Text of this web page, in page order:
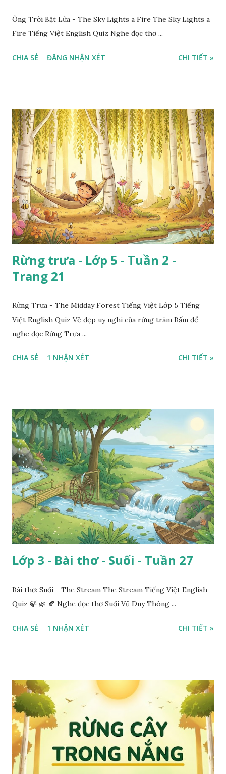
Ông Trời Bật Lửa - The Sky Lights a Fire The Sky Lights a
Fire Tiếng Việt English Quiz Nghe đọc thơ ...
CHIA SẺ ĐĂNG NHẬN XÉT CHI TIẾT »
Rừng trưa - Lớp 5 - Tuần 2 -
Trang 21
Rừng Trưa - The Midday Forest Tiếng Việt Lớp 5 Tiếng
Việt English Quiz Vẻ đẹp uy nghi của rừng tràm Bấm để
nghe đọc Rừng Trưa ...
CHIA SẺ 1 NHẬN XÉT CHI TIẾT »
Lớp 3 - Bài thơ - Suối - Tuần 27
Bài thơ: Suối - The Stream The Stream Tiếng Việt English
Quiz 🍃 🌿 🍂 Nghe đọc thơ Suối Vũ Duy Thông ...
CHIA SẺ 1 NHẬN XÉT CHI TIẾT »